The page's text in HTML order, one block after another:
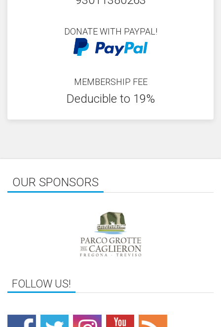
DONATE WITH PAYPAL!
MEMBERSHIP FEE
Deducible to 19%
OUR SPONSORS